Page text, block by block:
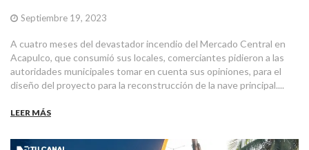
Septiembre 19, 2023
A cuatro meses del devastador incendio del Mercado Central en
Acapulco, que consumió sus locales, comerciantes pidieron a las
autoridades municipales tomar en cuenta sus opiniones, para el
diseño del proyecto para la reconstrucción de la nave principal....
LEER MÁS